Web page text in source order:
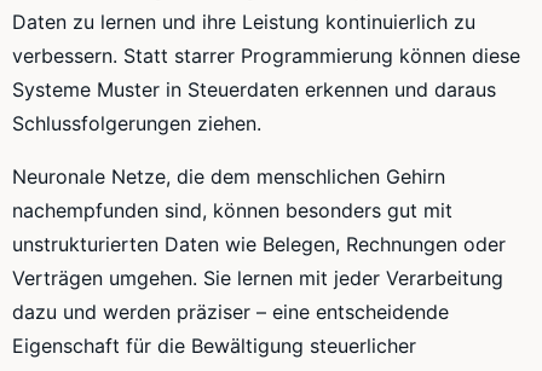
Daten zu lernen und ihre Leistung kontinuierlich zu
verbessern. Statt starrer Programmierung können diese
Systeme Muster in Steuerdaten erkennen und daraus
Schlussfolgerungen ziehen.
Neuronale Netze, die dem menschlichen Gehirn
nachempfunden sind, können besonders gut mit
unstrukturierten Daten wie Belegen, Rechnungen oder
Verträgen umgehen. Sie lernen mit jeder Verarbeitung
dazu und werden präziser – eine entscheidende
Eigenschaft für die Bewältigung steuerlicher